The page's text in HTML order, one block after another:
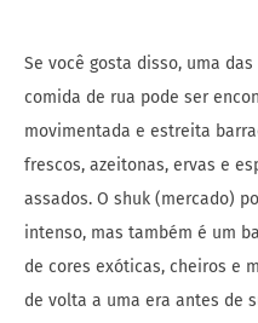
Se você gosta disso, uma
comida de rua pode ser
movimentada e estreita
frescos, azeitonas, ervas e
assados. O shuk (mercado)
intenso, mas também é um
de cores exóticas, cheiros e
de volta a uma era antes de